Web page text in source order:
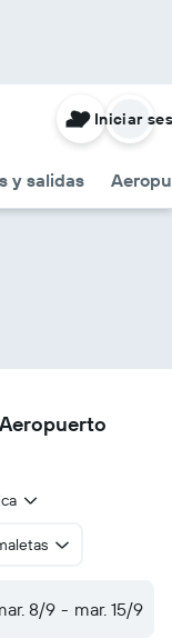
y salidas
Iniciar
8/9 - mar. 15/9